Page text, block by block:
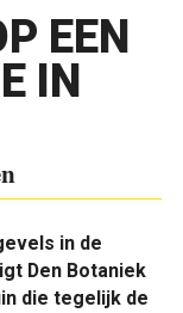
EEN
IN
in de
Den Botaniek
die tegelijk de